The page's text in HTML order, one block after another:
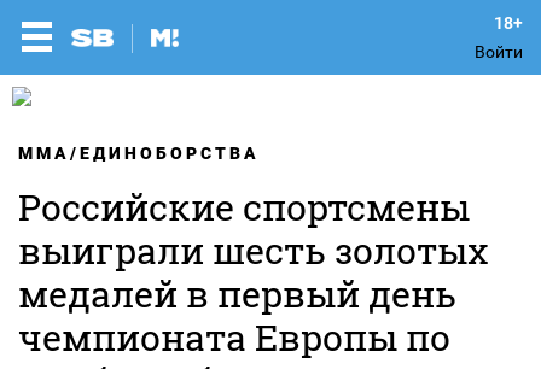
Войти
MMA/ЕДИНОБОРСТВА
Российские спортсмены
выиграли шесть золотых
медалей в первый день
чемпионата Европы по